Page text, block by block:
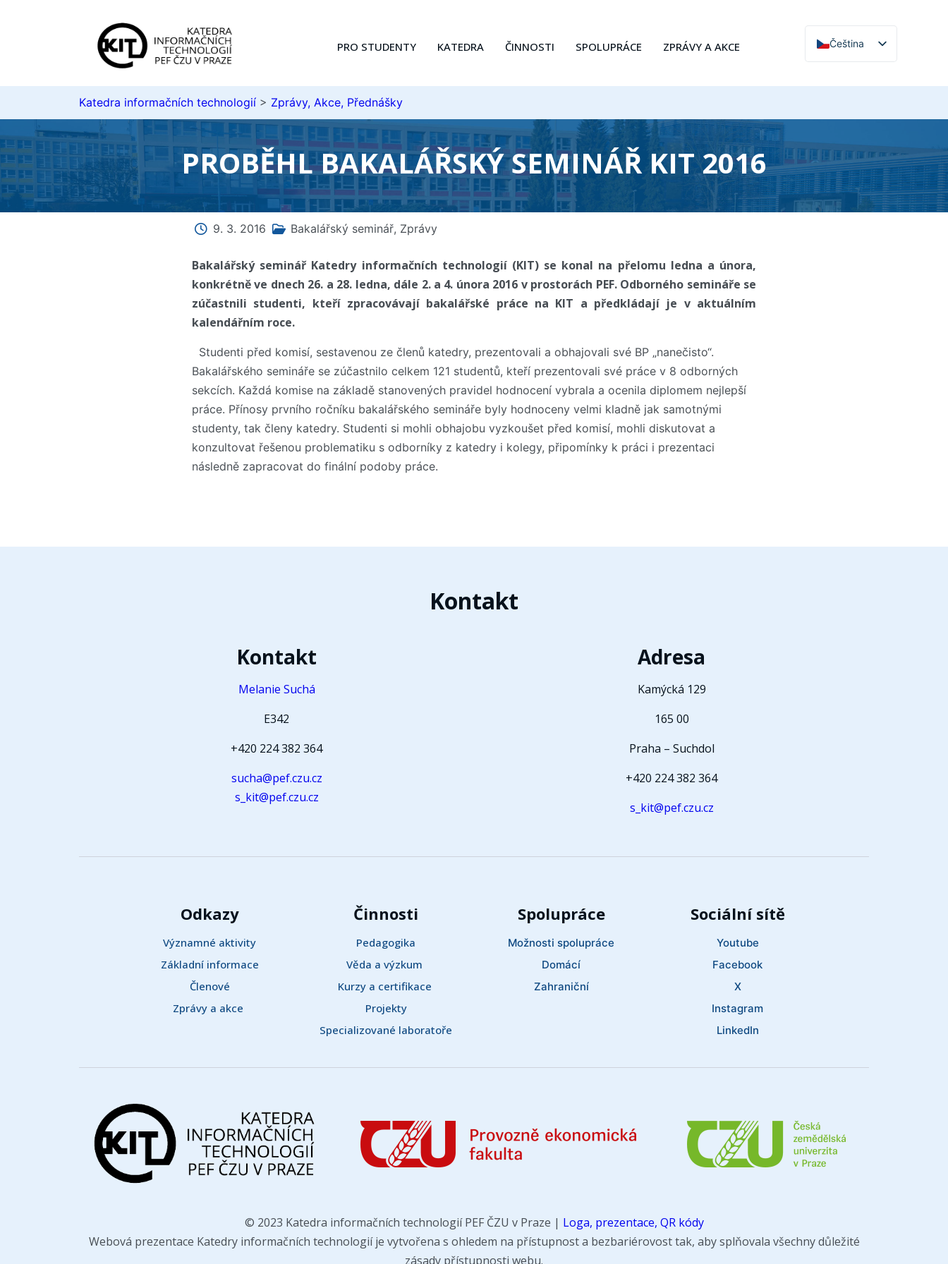
PRO STUDENTY KATEDRA ČINNOSTI SPOLUPRÁCE ZPRÁVY A AKCE
Čeština
English
Katedra informačních technologií > Zprávy, Akce, Přednášky
PROBĚHL BAKALÁŘSKÝ SEMINÁŘ KIT 2016
9. 3. 2016 Bakalářský seminář, Zprávy
Bakalářský seminář Katedry informačních technologií (KIT) se konal na přelomu ledna a února,
konkrétně ve dnech 26. a 28. ledna, dále 2. a 4. února 2016 v prostorách PEF. Odborného semináře se
zúčastnili studenti, kteří zpracovávají bakalářské práce na KIT a předkládají je v aktuálním
kalendářním roce.
Studenti před komisí, sestavenou ze členů katedry, prezentovali a obhajovali své BP „nanečisto“.
Bakalářského semináře se zúčastnilo celkem 121 studentů, kteří prezentovali své práce v 8 odborných
sekcích. Každá komise na základě stanovených pravidel hodnocení vybrala a ocenila diplomem nejlepší
práce. Přínosy prvního ročníku bakalářského semináře byly hodnoceny velmi kladně jak samotnými
studenty, tak členy katedry. Studenti si mohli obhajobu vyzkoušet před komisí, mohli diskutovat a
konzultovat řešenou problematiku s odborníky z katedry i kolegy, připomínky k práci i prezentaci
následně zapracovat do finální podoby práce.
Kontakt
Kontakt
Melanie Suchá
E342
+420 224 382 364
sucha@pef.czu.cz
s_kit@pef.czu.cz
Adresa
Kamýcká 129
165 00
Praha – Suchdol
+420 224 382 364
s_kit@pef.czu.cz
Odkazy
Významné aktivity
Základní informace
Členové
Zprávy a akce
Činnosti
Pedagogika
Věda a výzkum
Kurzy a certifikace
Projekty
Specializované laboratoře
Spolupráce
Možnosti spolupráce
Domácí
Zahraniční
Sociální sítě
Youtube
Facebook
X
Instagram
LinkedIn
© 2023 Katedra informačních technologií PEF ČZU v Praze | Loga, prezentace, QR kódy
Webová prezentace Katedry informačních technologií je vytvořena s ohledem na přístupnost a bezbariérovost tak, aby splňovala všechny důležité
zásady přístupnosti webu.